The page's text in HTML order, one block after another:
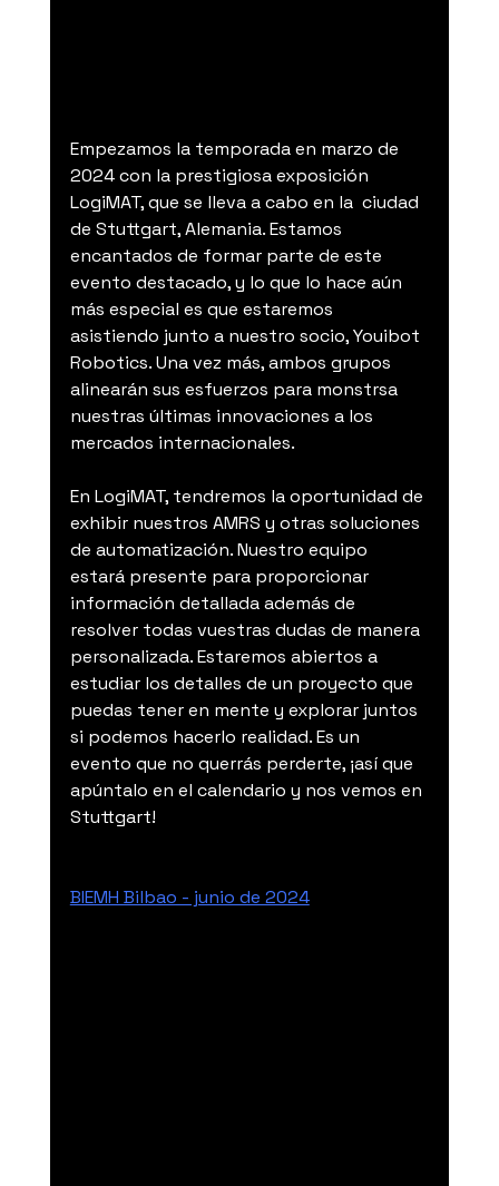
Empezamos la temporada en marzo de
2024 con la prestigiosa exposición
LogiMAT, que se lleva a cabo en la  ciudad
de Stuttgart, Alemania. Estamos
encantados de formar parte de este
evento destacado, y lo que lo hace aún
más especial es que estaremos
asistiendo junto a nuestro socio, Youibot
Robotics. Una vez más, ambos grupos
alinearán sus esfuerzos para monstrsa
nuestras últimas innovaciones a los
mercados internacionales.
En LogiMAT, tendremos la oportunidad de
exhibir nuestros AMRS y otras soluciones
de automatización. Nuestro equipo
estará presente para proporcionar
información detallada además de
resolver todas vuestras dudas de manera
personalizada. Estaremos abiertos a
estudiar los detalles de un proyecto que
puedas tener en mente y explorar juntos
si podemos hacerlo realidad. Es un
evento que no querrás perderte, ¡así que
apúntalo en el calendario y nos vemos en
Stuttgart!
BIEMH Bilbao - junio de 2024